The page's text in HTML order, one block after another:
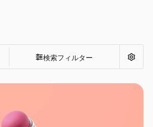
検索フィルター